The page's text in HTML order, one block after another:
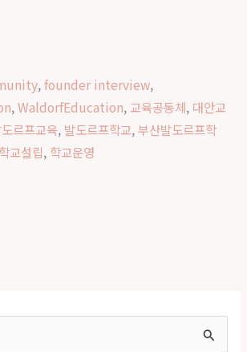
,founder interview,
,WaldorfEducation, 교육공동체, 대안교
르프교육, 발도르프학교,부산발도르프학
학교설립, 학교운영